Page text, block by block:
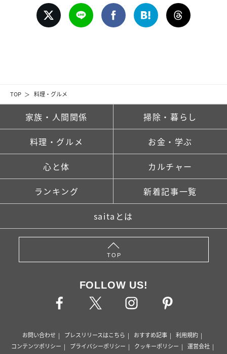
TOP 料理・グルメ
家族・人間関係 掃除・暮らし
料理・グルメ お金・学ぶ
心と体 カルチャー
ランキング 新着記事一覧
saitaとは
TOP
FOLLOW US!
お問い合わせ プレスリリースはこちら おすすめ記事
利用規約
コンテンツポリシー
プライバシーポリシー クッキーポリシー
運営会社